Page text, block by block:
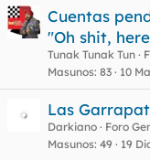
Cuentas
"Oh shit,
Tunak Tunak Tun
Masunos 83 10
Las
Darkiano
Foro
Masunos 49 19